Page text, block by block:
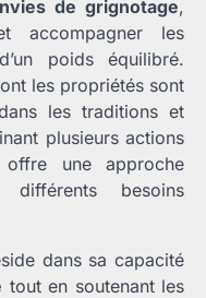
de grignotage,
accompagner les
poids équilibré.
les propriétés sont
les traditions et
plusieurs actions
offre une approche
besoins
dans sa capacité
tout en soutenant les